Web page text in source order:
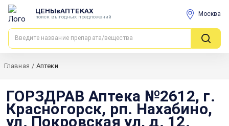
ЦЕНЫвАПТЕКАХ
поиск выгодных предложений Москва
Главная / Аптеки
ГОРЗДРАВ Аптека №2612, г.
Красногорск, рп. Нахабино,
ул. Покровская ул, д. 12.